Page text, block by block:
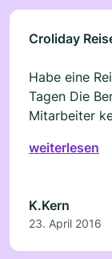
Croliday
Habe eine
Tagen Die
Mitarbeiter
Vergleich zu
Beratung und
Reisen weiter
weiterlesen
K.Kern
23. April 2016